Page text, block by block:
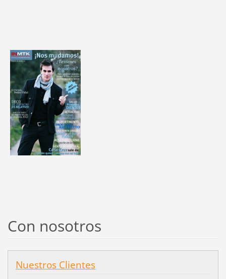
Con nosotros
Nuestros Clientes